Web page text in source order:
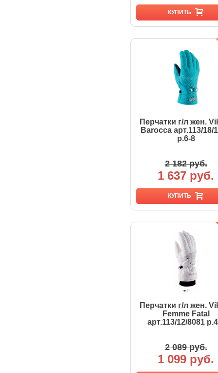
КУПИТЬ
Перчатки г/л жен.
Barocca арт.113/18/
р.6-8
2 182 руб.
1 637 руб.
КУПИТЬ
Перчатки г/л жен.
Femme Fatal
арт.113/12/8081
2 089 руб.
1 099 руб.